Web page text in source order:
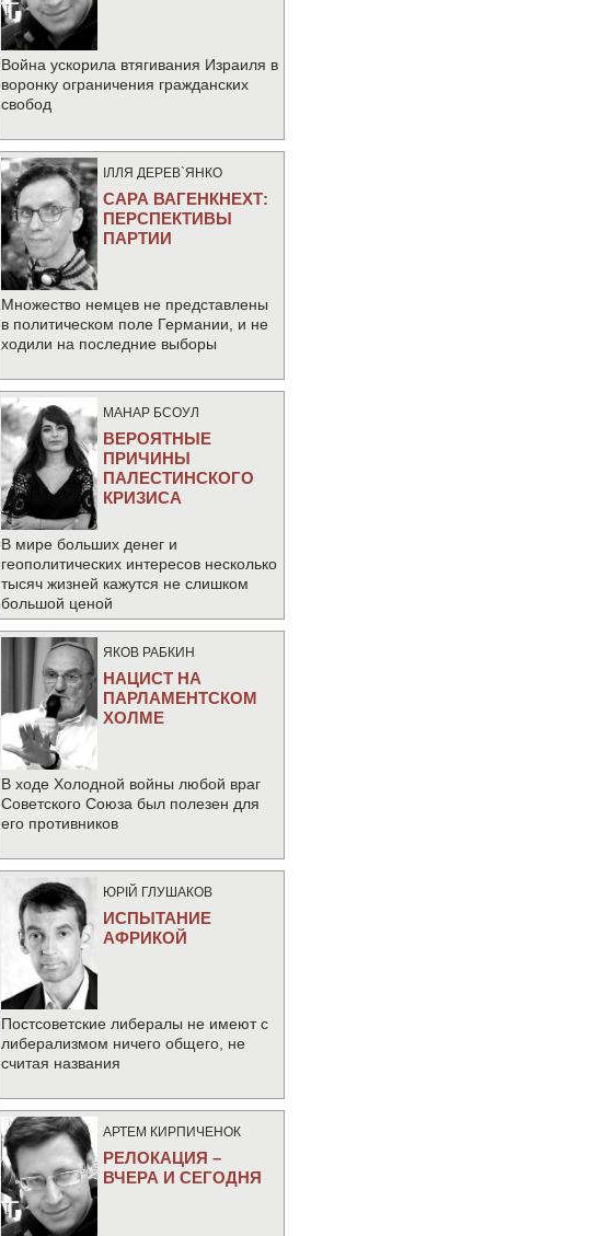
Война ускорила втягивания Израиля в
воронку ограничения гражданских
свобод
IЛЛЯ ДЕРЕВ`ЯНКО
САРА ВАГЕНКНЕХТ:
ПЕРСПЕКТИВЫ
ПАРТИИ
Множество немцев не представлены
в политическом поле Германии, и не
ходили на последние выборы
МАНАР БСОУЛ
ВЕРОЯТНЫЕ
ПРИЧИНЫ
ПАЛЕСТИНСКОГО
КРИЗИСА
В мире больших денег и
геополитических интересов несколько
тысяч жизней кажутся не слишком
большой ценой
ЯКОВ РАБКИН
НАЦИСТ НА
ПАРЛАМЕНТСКОМ
ХОЛМЕ
В ходе Холодной войны любой враг
Советского Союза был полезен для
его противников
ЮРIЙ ГЛУШАКОВ
ИСПЫТАНИЕ
АФРИКОЙ
Постсоветские либералы не имеют с
либерализмом ничего общего, не
считая названия
АРТЕМ КИРПИЧЕНОК
РЕЛОКАЦИЯ –
ВЧЕРА И СЕГОДНЯ